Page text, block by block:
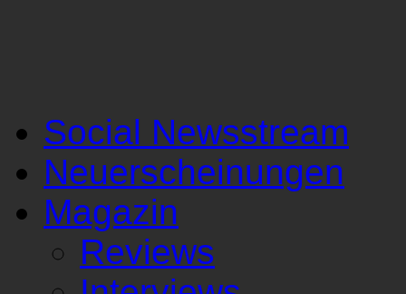
Social Newsstream
Neuerscheinungen
Magazin
Reviews